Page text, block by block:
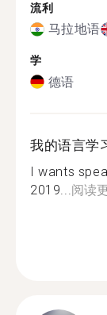
流利
马拉地语
学
德语
我的语言学
I wants
2019... 阅读